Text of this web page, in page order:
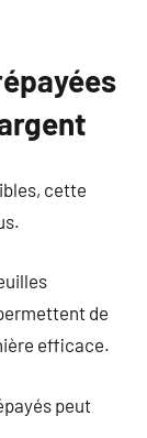
cette
de
efficace.
peut